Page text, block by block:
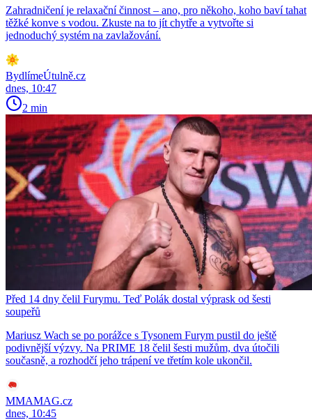
Zahradničení je relaxační činnost – ano, pro někoho, koho baví tahat
těžké konve s vodou. Zkuste na to jít chytře a vytvořte si
jednoduchý systém na zavlažování.
BydlímeÚtulně.cz
dnes, 10:47
2 min
Před 14 dny čelil Furymu. Teď Polák dostal výprask od šesti
soupeřů
Mariusz Wach se po porážce s Tysonem Furym pustil do ještě
podivnější výzvy. Na PRIME 18 čelil šesti mužům, dva útočili
současně, a rozhodčí jeho trápení ve třetím kole ukončil.
MMAMAG.cz
dnes, 10:45